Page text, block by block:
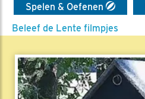
Spelen & Oefenen
Beleef de Lente filmpjes